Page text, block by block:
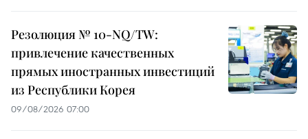
Резолюция № 10-NQ/TW:
привлечение качественных
прямых иностранных инвестиций
из Республики Корея
09/08/2026 07:00